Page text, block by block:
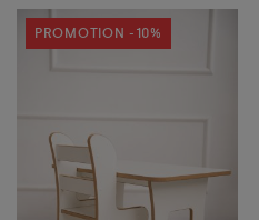
PROMOTION -10%